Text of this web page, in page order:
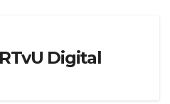
RTvU Digital